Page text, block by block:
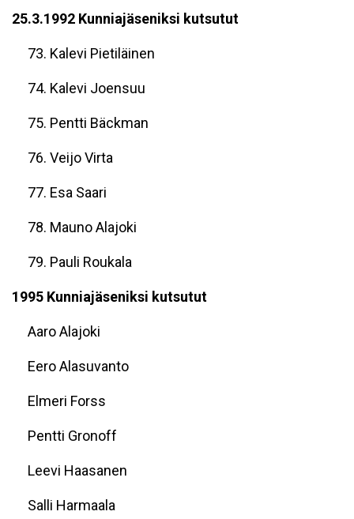
25.3.1992 Kunniajäseniksi kutsutut
73. Kalevi Pietiläinen
74. Kalevi Joensuu
75. Pentti Bäckman
76. Veijo Virta
77. Esa Saari
78. Mauno Alajoki
79. Pauli Roukala
1995 Kunniajäseniksi kutsutut
Aaro Alajoki
Eero Alasuvanto
Elmeri Forss
Pentti Gronoff
Leevi Haasanen
Salli Harmaala